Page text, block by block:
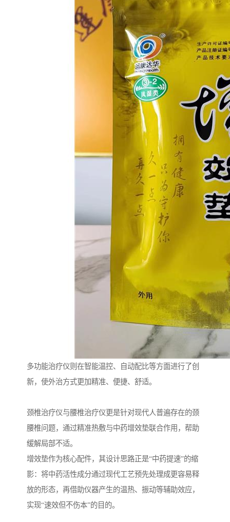
多功能治疗仪则在智能温控、自动配比等方面进行了创
新，使外治方式更加精准、便捷、舒适。
颈椎治疗仪与腰椎治疗仪更是针对现代人普遍存在的颈
腰椎问题，通过精准热敷与中药增效垫联合作用，帮助
缓解局部不适。
增效垫作为核心配件，其设计思路正是“中药提速”的缩
影：将中药活性成分通过现代工艺预先处理成更容易释
放的形态，再借助仪器产生的温热、振动等辅助效应，
实现“速效但不伤本”的目的。